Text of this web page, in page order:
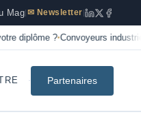
Mag|✉ Newsletter|
?•Convoyeurs industriels : le
Partenaires